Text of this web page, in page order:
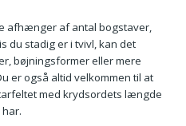
afhænger af antal bogstaver,
du stadig er i tvivl, kan det
bøjningsformer eller mere
er også altid velkommen til at
med krydsordets længde